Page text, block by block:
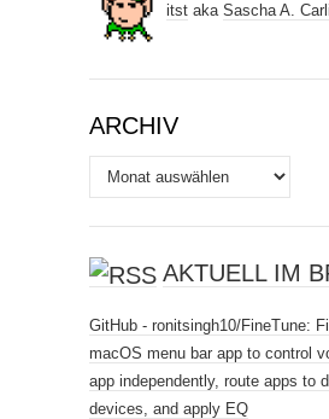
itst aka Sascha A.
ARCHIV
Archiv
AKTUELL IM
GitHub - ronitsingh10/FineTune:
macOS menu bar app to control
app independently, route apps to
devices, and apply EQ